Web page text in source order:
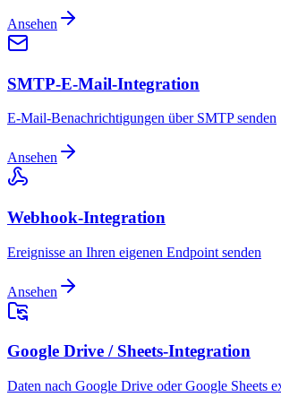
Ansehen
SMTP-E-Mail-Integration
E-Mail-Benachrichtigungen über SMTP senden
Ansehen
Webhook-Integration
Ereignisse an Ihren eigenen Endpoint senden
Ansehen
Google Drive / Sheets-Integration
Daten nach Google Drive oder Google Sheets